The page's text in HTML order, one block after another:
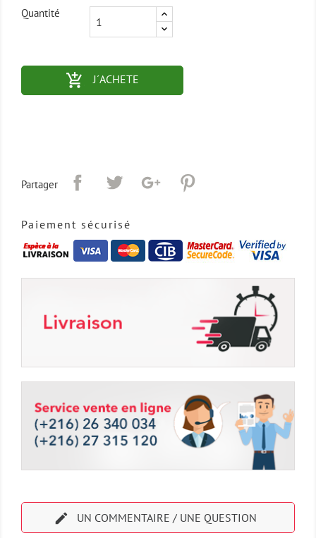
Quantité
add_shopping_cart-outlined
J´ACHETE
Partager
Paiement sécurisé
 UN COMMENTAIRE / UNE QUESTION